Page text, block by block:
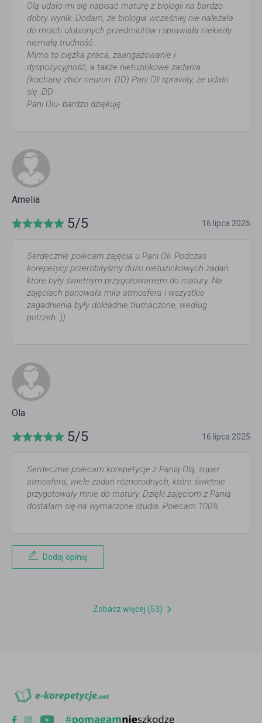
Olą udało mi się napisać maturę z biologii na bardzo
dobry wynik. Dodam, że biologia wcześniej nie należała
do moich ulubionych przedmiotów i sprawiała niekiedy
niemałą trudność…
Mimo to ciężka praca, zaangażowanie i
dyspozycyjność, a także nietuzinkowe zadania
(kochany zbiór neuron :DD) Pani Oli sprawiły, że udało
się :DD
Pani Olu- bardzo dziękuję
Amelia
5/5 16 lipca 2025
Serdecznie polecam zajęcia u Pani Oli. Podczas
korepetycji przerobiłyśmy dużo nietuzinkowych zadań,
które były świetnym przygotowaniem do matury. Na
zajęciach panowała miła atmosfera i wszystkie
zagadnienia były dokładnie tłumaczone, według
potrzeb :))
Ola
5/5 16 lipca 2025
Serdecznie polecam korepetycje z Panią Olą, super
atmosfera, wiele zadań różnorodnych, które świetnie
przygotowały mnie do matury. Dzięki zajęciom z Panią
dostałam się na wymarzone studia. Polecam 100%
Dodaj opinię
Zobacz więcej (53)